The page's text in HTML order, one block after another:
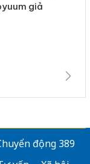
giả mạo nhãn hiệu
động 389